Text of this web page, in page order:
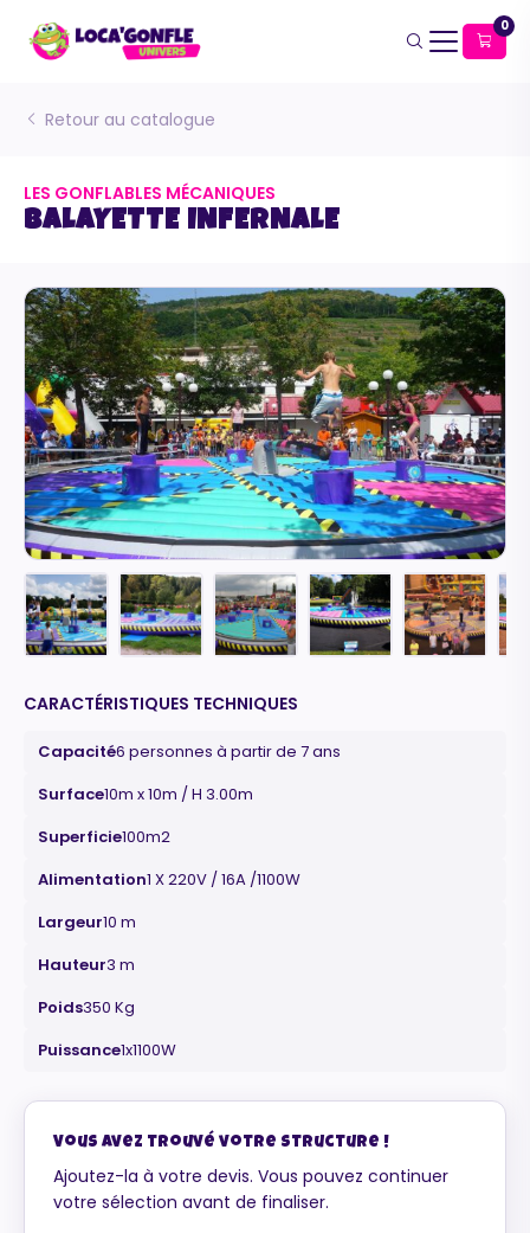
0
Retour au catalogue
LES GONFLABLES MÉCANIQUES
BALAYETTE INFERNALE
CARACTÉRISTIQUES TECHNIQUES
Capacité6 personnes à partir de 7 ans
Surface10m x 10m / H 3.00m
Superficie100m2
Alimentation1 X 220V / 16A /1100W
Largeur10 m
Hauteur3 m
Poids350 Kg
Puissance1x1100W
Vous avez trouvé votre structure !
Ajoutez-la à votre devis. Vous pouvez continuer
votre sélection avant de finaliser.
Configurateur IA · En ligne